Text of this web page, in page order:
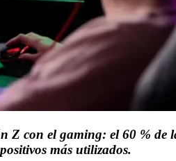
con el gaming: el 60 % de
más utilizados.